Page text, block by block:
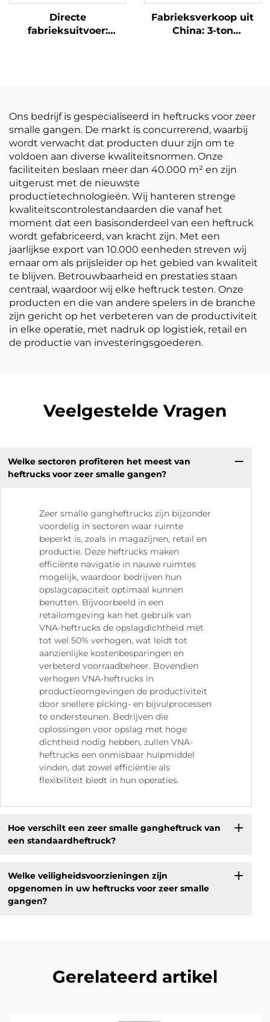
Directe
fabrieksuitvoer:
terrain-vorkheftruck
Fabrieksverkoop uit
China: 3-ton
Ons bedrijf is gespecialiseerd in heftrucks voor zeer
smalle gangen. De markt is concurrerend, waarbij
wordt verwacht dat producten duur zijn om te
voldoen aan diverse kwaliteitsnormen. Onze
faciliteiten beslaan meer dan 40.000 m² en zijn
uitgerust met de nieuwste
productietechnologieën. Wij hanteren strenge
kwaliteitscontrolestandaarden die vanaf het
moment dat een basisonderdeel van een heftruck
wordt gefabriceerd, van kracht zijn. Met een
jaarlijkse export van 10.000 eenheden streven wij
ernaar om als prijsleider op het gebied van kwaliteit
te blijven. Betrouwbaarheid en prestaties staan
centraal, waardoor wij elke heftruck testen. Onze
producten en die van andere spelers in de branche
zijn gericht op het verbeteren van de productiviteit
in elke operatie, met nadruk op logistiek, retail en
de productie van investeringsgoederen.
Veelgestelde Vragen
Welke sectoren profiteren het meest van
heftrucks voor zeer smalle gangen?
Zeer smalle gangheftrucks zijn bijzonder
voordelig in sectoren waar ruimte
beperkt is, zoals in magazijnen, retail en
productie. Deze heftrucks maken
efficiënte navigatie in nauwe ruimtes
mogelijk, waardoor bedrijven hun
opslagcapaciteit optimaal kunnen
benutten. Bijvoorbeeld in een
retailomgeving kan het gebruik van
VNA-heftrucks de opslagdichtheid met
tot wel 50% verhogen, wat leidt tot
aanzienlijke kostenbesparingen en
verbeterd voorraadbeheer. Bovendien
verhogen VNA-heftrucks in
productieomgevingen de productiviteit
door snellere picking- en bijvulprocessen
te ondersteunen. Bedrijven die
oplossingen voor opslag met hoge
dichtheid nodig hebben, zullen VNA-
heftrucks een onmisbaar hulpmiddel
vinden, dat zowel efficiëntie als
flexibiliteit biedt in hun operaties.
Hoe verschilt een zeer smalle gangheftruck van
een standaardheftruck?
Welke veiligheidsvoorzieningen zijn
opgenomen in uw heftrucks voor zeer smalle
gangen?
Gerelateerd artikel